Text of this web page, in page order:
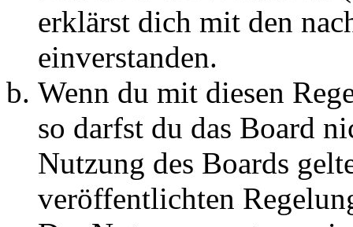
erklärst dich mit den
einverstanden.
Wenn du mit diesen
so darfst du das Board
Nutzung des Boards
veröffentlichten